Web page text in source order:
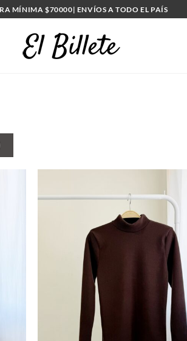
MÍNIMA $70000| ENVÍOS A TODO EL PAÍS